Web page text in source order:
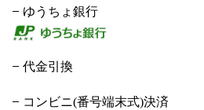
ゆうちょ銀行
代金引換
コンビニ(番号端末式)決済